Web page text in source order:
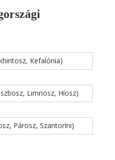
Kefalónia)
Limnosz, Híosz)
Párosz, Szantoríni)